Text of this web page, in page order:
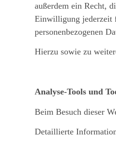
außerdem ein Recht,
Einwilligung jederzeit
personenbezogenen
Hierzu sowie zu
Analyse-Tools und
Beim Besuch dieser
Detaillierte